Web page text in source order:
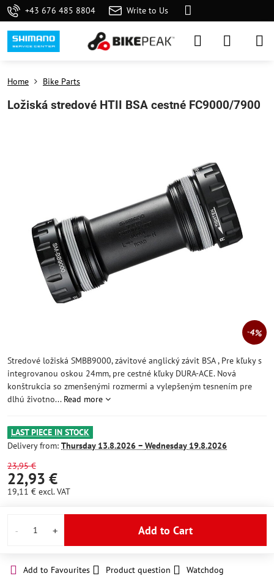
+43 676 485 8804 Write to Us
4%
Home Bike Parts
Ložiská stredové HTII BSA cestné FC9000/7900
Stredové ložiská SMBB9000, závitové anglický závit BSA , Pre kľuky s
integrovanou oskou 24mm, pre cestné kľuky DURA-ACE. Nová
konštrukcia so zmenšenými rozmermi a vylepšeným tesnením pre
dlhú životno... Read more
LAST PIECE IN STOCK
Delivery from: Thursday13.8.2026 − Wednesday19.8.2026
23,95 €
22,93 €
19,11 € excl. VAT
Add to Cart
Add to Favourites Product question
Watchdog